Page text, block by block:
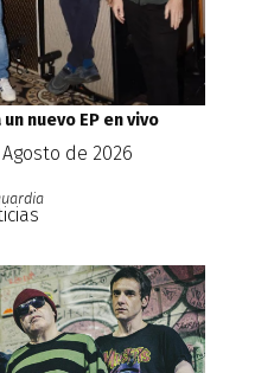
nuevo EP en vivo
de 2026